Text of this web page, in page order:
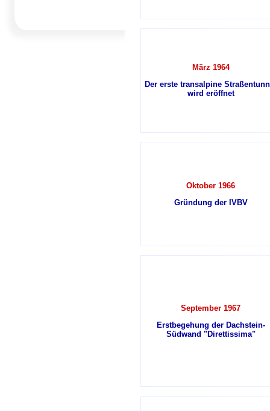
März 1964
Der erste transalpine
wird eröffnet
Oktober 1966
Gründung der IVBV
September 1967
Erstbegehung der Dachstein-
Südwand "Direttissima"